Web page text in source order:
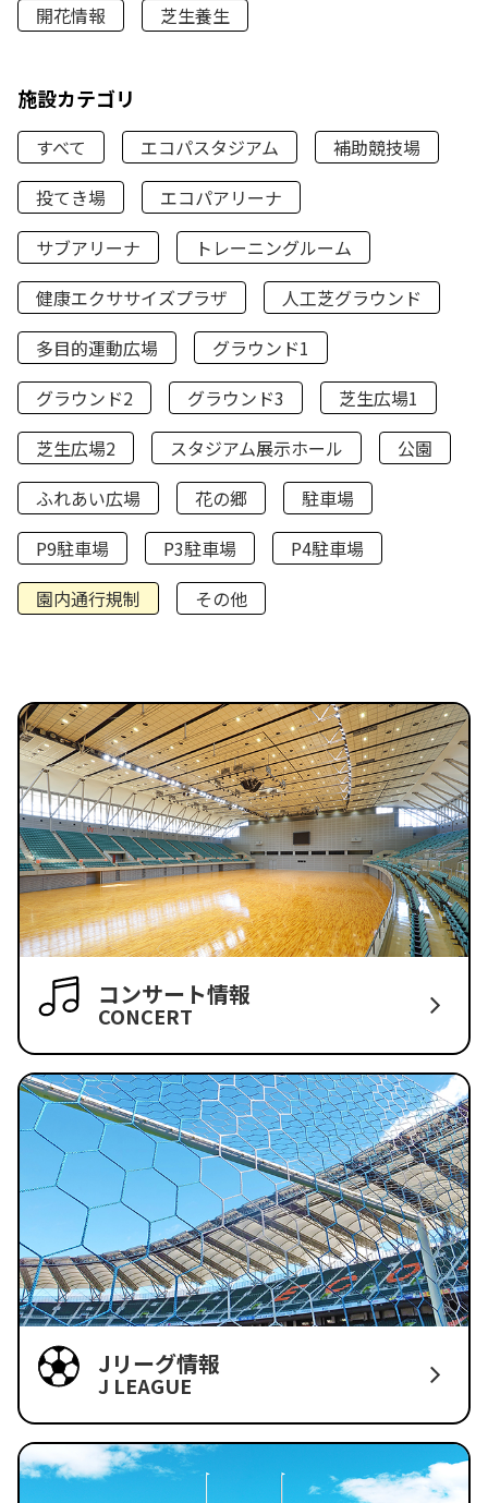
開花情報
芝生養生
施設カテゴリ
すべて エコパスタジアム
補助競技場
投てき場
エコパアリーナ
サブアリーナ
トレーニングルーム
健康エクササイズプラザ
人工芝グラウンド
多目的運動広場
グラウンド1
グラウンド2
グラウンド3
芝生広場1
芝生広場2
スタジアム展示ホール
公園
ふれあい広場
花の郷
駐車場
P9駐車場
P3駐車場
P4駐車場
園内通行規制
その他
コンサート情報
CONCERT
Jリーグ情報
J LEAGUE